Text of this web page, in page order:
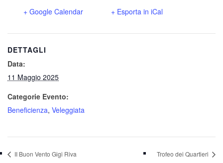
+ Google Calendar + Esporta in iCal
DETTAGLI
Data:
11 Maggio 2025
Categorie Evento:
Beneficienza, Veleggiata
II Buon Vento Gigi Riva Trofeo dei Quartieri